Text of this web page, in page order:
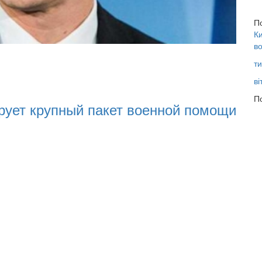
крупный пакет военной помощи
16:25